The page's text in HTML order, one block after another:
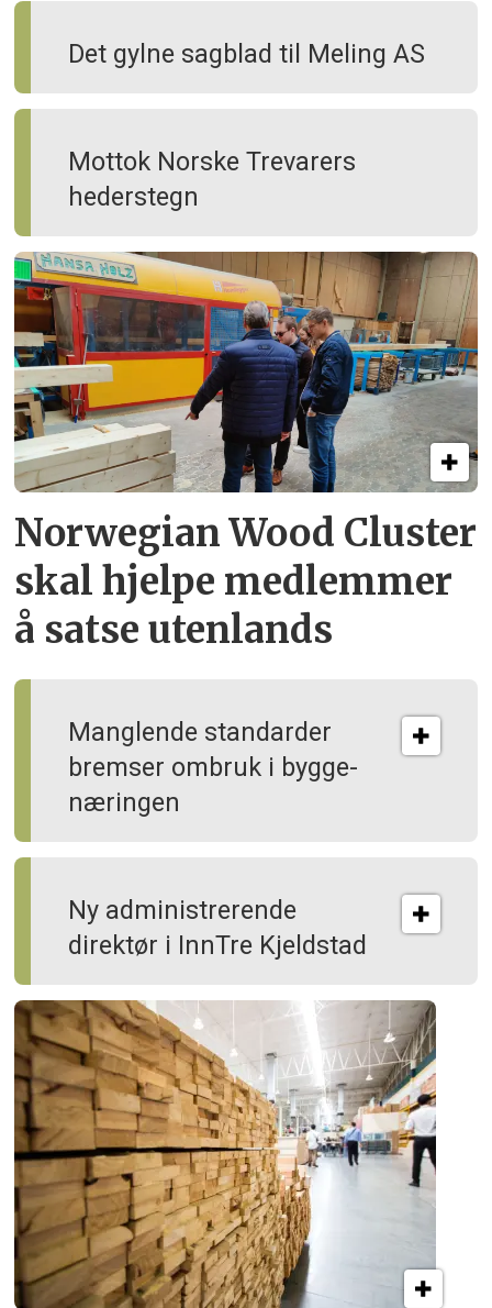
Det gylne sagblad til Meling AS
Mottok Norske Trevarers
hederstegn
Norwegian Wood Cluster
skal hjelpe medlemmer
å satse utenlands
Manglende standarder
bremser ombruk i bygge­
næringen
Ny administrerende
direktør i InnTre Kjeldstad